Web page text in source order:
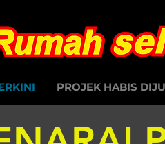
PROJEK HABIS